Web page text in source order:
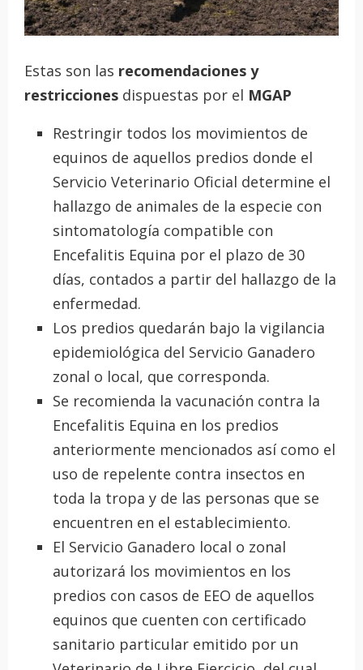
Estas son las recomendaciones y
restricciones dispuestas por el MGAP
Restringir todos los movimientos de
equinos de aquellos predios donde el
Servicio Veterinario Oficial determine el
hallazgo de animales de la especie con
sintomatología compatible con
Encefalitis Equina por el plazo de 30
días, contados a partir del hallazgo de la
enfermedad.
Los predios quedarán bajo la vigilancia
epidemiológica del Servicio Ganadero
zonal o local, que corresponda.
Se recomienda la vacunación contra la
Encefalitis Equina en los predios
anteriormente mencionados así como el
uso de repelente contra insectos en
toda la tropa y de las personas que se
encuentren en el establecimiento.
El Servicio Ganadero local o zonal
autorizará los movimientos en los
predios con casos de EEO de aquellos
equinos que cuenten con certificado
sanitario particular emitido por un